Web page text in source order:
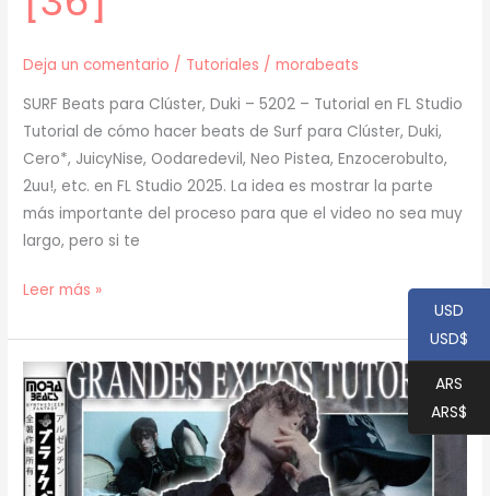
Deja un comentario / Tutoriales /morabeats
SURF Beats para Clúster, Duki – 5202 – Tutorial en FL Studio
Tutorial de cómo hacer beats de Surf para Clúster, Duki,
Cero*, JuicyNise, Oodaredevil, Neo Pistea, Enzocerobulto,
2uu!, etc. en FL Studio 2025. La idea es mostrar la parte
más importante del proceso para que el video no sea muy
largo, pero si te
[
]
Cómo
Hacer
BEATS
de
SURF
Leer más »
USD
USD$
ARS
ARS$